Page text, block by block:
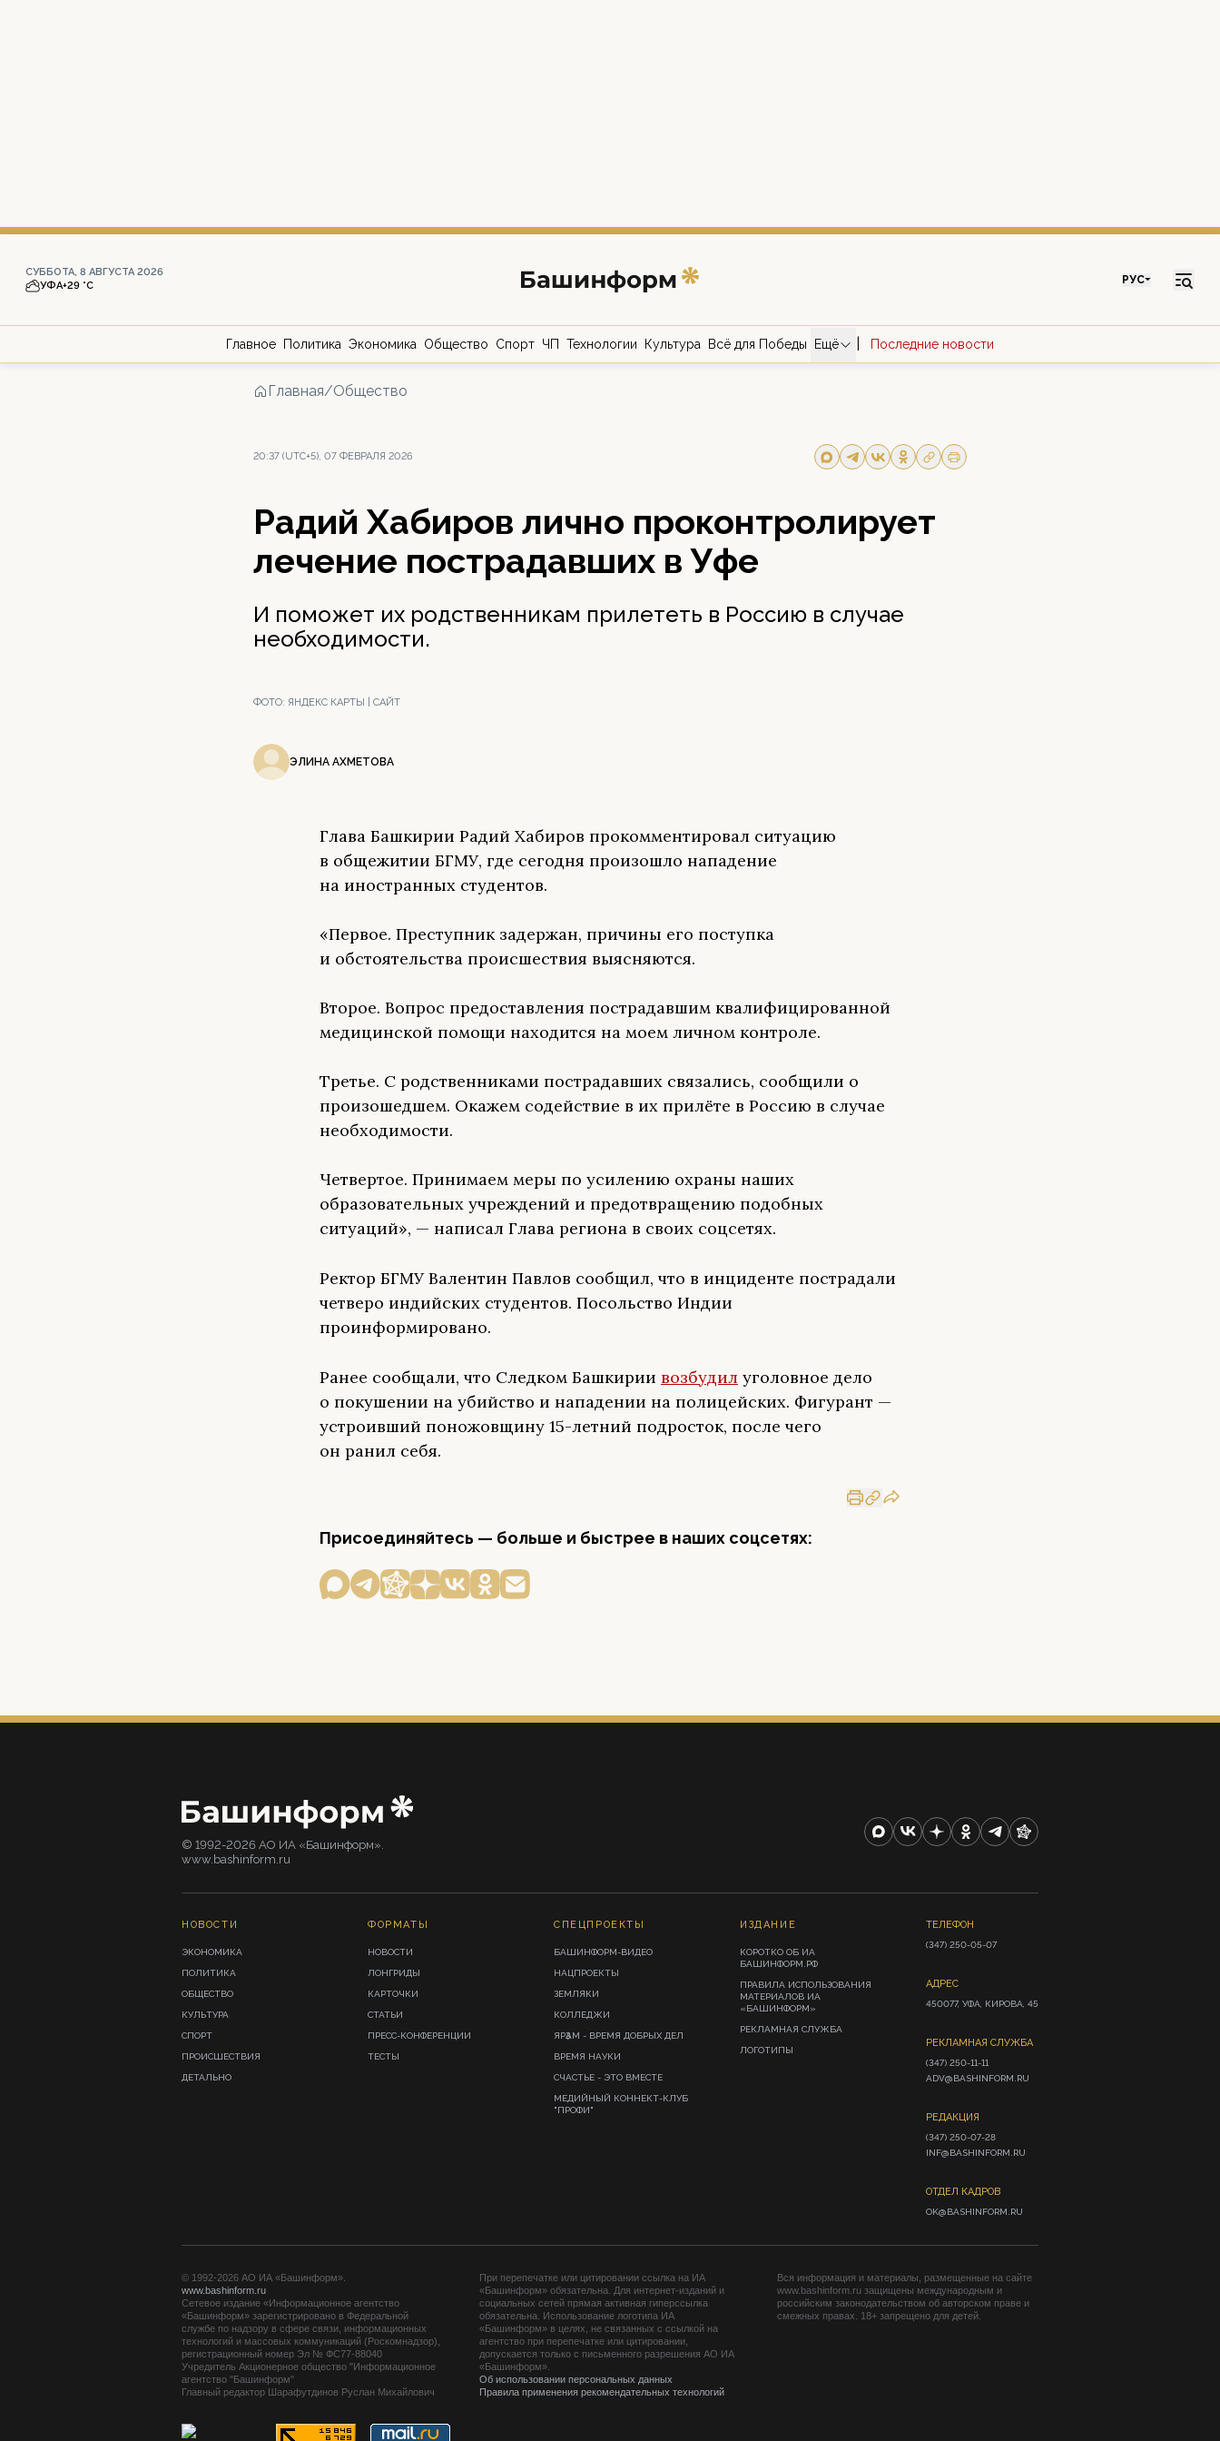
СУББОТА, 8 АВГУСТА 2026
УФА+29 °С РУС
Главное Политика Экономика Общество Спорт ЧП Технологии Культура Всё для Победы Ещё Последние новости
Главная/Общество
20:37 (UTC+5), 07 ФЕВРАЛЯ 2026
Радий Хабиров лично проконтролирует
лечение пострадавших в Уфе
И поможет их родственникам прилететь в Россию в случае
необходимости.
ФОТО: ЯНДЕКС КАРТЫ | САЙТ
ЭЛИНА АХМЕТОВА
Глава Башкирии Радий Хабиров прокомментировал ситуацию
в общежитии БГМУ, где сегодня произошло нападение
на иностранных студентов.
«Первое. Преступник задержан, причины его поступка
и обстоятельства происшествия выясняются.
Второе. Вопрос предоставления пострадавшим квалифицированной
медицинской помощи находится на моем личном контроле.
Третье. С родственниками пострадавших связались, сообщили о
произошедшем. Окажем содействие в их прилёте в Россию в случае
необходимости.
Четвертое. Принимаем меры по усилению охраны наших
образовательных учреждений и предотвращению подобных
ситуаций», — написал Глава региона в своих соцсетях.
Ректор БГМУ Валентин Павлов сообщил, что в инциденте пострадали
четверо индийских студентов. Посольство Индии
проинформировано.
Ранее сообщали, что Следком Башкирии возбудил уголовное дело
о покушении на убийство и нападении на полицейских. Фигурант —
устроивший поножовщину 15-летний подросток, после чего
он ранил себя.
Присоединяйтесь — больше и быстрее в наших соцсетях:
© 1992-2026 АО ИА «Башинформ».
www.bashinform.ru
НОВОСТИ
ЭКОНОМИКА
ПОЛИТИКА
ОБЩЕСТВО
КУЛЬТУРА
СПОРТ
ПРОИСШЕСТВИЯ
ДЕТАЛЬНО
ФОРМАТЫ
НОВОСТИ
ЛОНГРИДЫ
КАРТОЧКИ
СТАТЬИ
ПРЕСС-КОНФЕРЕНЦИИ
ТЕСТЫ
СПЕЦПРОЕКТЫ
БАШИНФОРМ-ВИДЕО
НАЦПРОЕКТЫ
ЗЕМЛЯКИ
КОЛЛЕДЖИ
ЯРҘАМ - ВРЕМЯ ДОБРЫХ ДЕЛ
ВРЕМЯ НАУКИ
СЧАСТЬЕ - ЭТО ВМЕСТЕ
МЕДИЙНЫЙ КОННЕКТ-КЛУБ
"ПРОФИ"
ИЗДАНИЕ
КОРОТКО ОБ ИА
БАШИНФОРМ.РФ
ПРАВИЛА ИСПОЛЬЗОВАНИЯ
МАТЕРИАЛОВ ИА
«БАШИНФОРМ»
РЕКЛАМНАЯ СЛУЖБА
ЛОГОТИПЫ
ТЕЛЕФОН
(347) 250-05-07
АДРЕС
450077, УФА, КИРОВА, 45
РЕКЛАМНАЯ СЛУЖБА
(347) 250-11-11
ADV@BASHINFORM.RU
РЕДАКЦИЯ
(347) 250-07-28
INF@BASHINFORM.RU
ОТДЕЛ КАДРОВ
OK@BASHINFORM.RU
© 1992-2026 АО ИА «Башинформ».
www.bashinform.ru
Сетевое издание «Информационное агентство
«Башинформ» зарегистрировано в Федеральной
службе по надзору в сфере связи, информационных
технологий и массовых коммуникаций (Роскомнадзор),
регистрационный номер Эл № ФС77-88040
Учредитель Акционерное общество "Информационное
агентство "Башинформ"
Главный редактор Шарафутдинов Руслан Михайлович
При перепечатке или цитировании ссылка на ИА
«Башинформ» обязательна. Для интернет-изданий и
социальных сетей прямая активная гиперссылка
обязательна. Использование логотипа ИА
«Башинформ» в целях, не связанных с ссылкой на
агентство при перепечатке или цитировании,
допускается только с письменного разрешения АО ИА
«Башинформ».
Об использовании персональных данных
Правила применения рекомендательных технологий
Вся информация и материалы, размещенные на сайте
www.bashinform.ru защищены международным и
российским законодательством об авторском праве и
смежных правах. 18+ запрещено для детей.